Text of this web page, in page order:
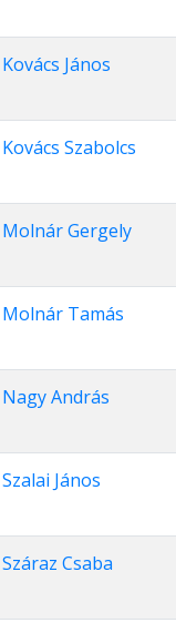
Kovács János
Kovács Szabolcs
Molnár Gergely
Molnár Tamás
Nagy András
Szalai János
Száraz Csaba